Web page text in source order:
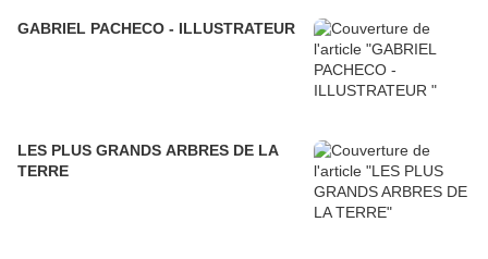
GABRIEL PACHECO - ILLUSTRATEUR
LES PLUS GRANDS ARBRES DE LA
TERRE